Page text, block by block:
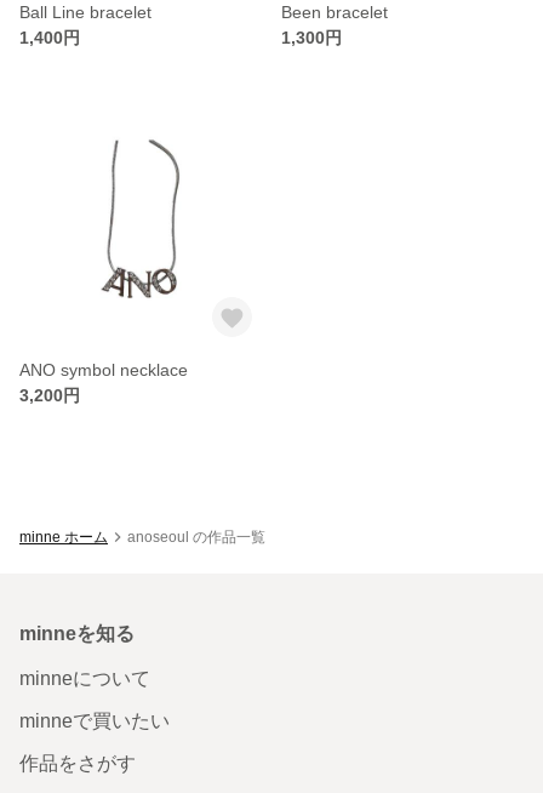
Ball Line bracelet
1,400円
Been bracelet
1,300円
ANO symbol necklace
3,200円
minne ホーム anoseoul の作品一覧
minneを知る
minneについて
minneで買いたい
作品をさがす